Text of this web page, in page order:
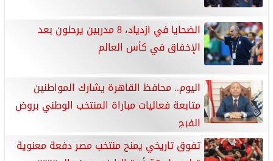
الضحايا في ازدياد، 8 مدربين يرحلون بعد
الإخفاق في كأس العالم
اليوم.. محافظ القاهرة يشارك المواطنين
متابعة فعاليات مباراة المنتخب الوطني بروض
الفرج
تفوق تاريخي يمنح منتخب مصر دفعة معنوية